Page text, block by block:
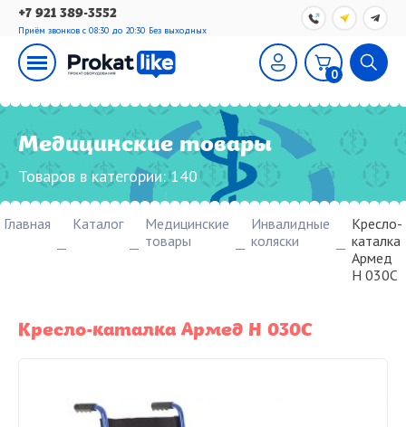
+7 921 389-3552
Приём звонков с 08:30 до 20:30 Без выходных
0
Медицинские товары
Товаров в категории:140
Главная Каталог
Медицинские
товары
Инвалидные
коляски
Кресло-
каталка
Армед
H 030C
Кресло-каталка Армед H 030C